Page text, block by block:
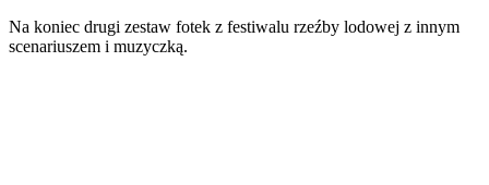
Na koniec drugi zestaw fotek z festiwalu rzeźby lodowej z innym
scenariuszem i muzyczką.